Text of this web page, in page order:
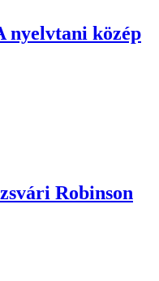
nyelvtani közép
Robinson